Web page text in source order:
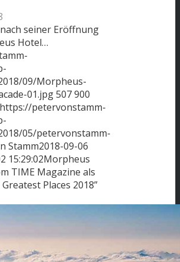
seiner Eröffnung
Hotel…
09/Morpheus-
01.jpg507900
https://petervonstamm-
05/petervonstamm-
Stamm2018-09-06
15:29:02Morpheus
TIME Magazine als
Places 2018”